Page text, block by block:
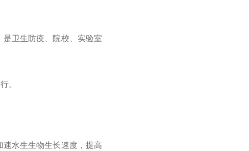
卫生防疫、院校、实验室
。
水生生物生长速度，提高